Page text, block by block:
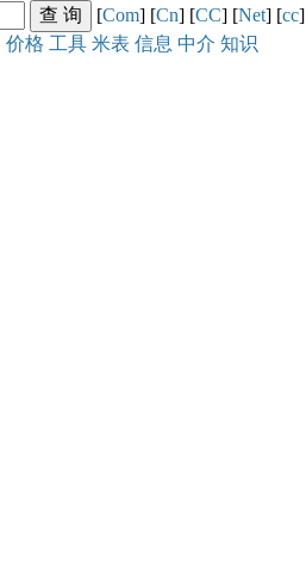
[Com] [Cn] [CC] [Net] [cc]
价格 工具 米表 信息 中介 知识